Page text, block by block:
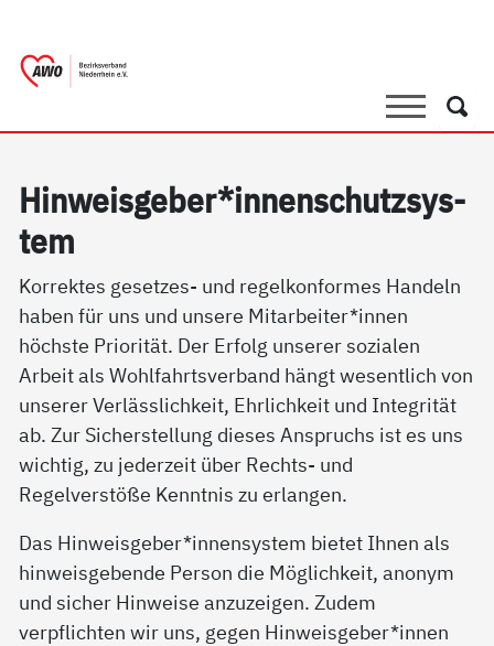
SucheSuche
Hin­weis­ge­ber*in­nen­schutz­sys­
tem
Korrektes gesetzes- und regelkonformes Handeln
haben für uns und unsere Mitarbeiter*innen
höchste Priorität. Der Erfolg unserer sozialen
Arbeit als Wohlfahrtsverband hängt wesentlich von
unserer Verlässlichkeit, Ehrlichkeit und Integrität
ab. Zur Sicherstellung dieses Anspruchs ist es uns
wichtig, zu jederzeit über Rechts- und
Regelverstöße Kenntnis zu erlangen.
Das Hinweisgeber*innensystem bietet Ihnen als
hinweisgebende Person die Möglichkeit, anonym
und sicher Hinweise anzuzeigen. Zudem
verpflichten wir uns, gegen Hinweisgeber*innen